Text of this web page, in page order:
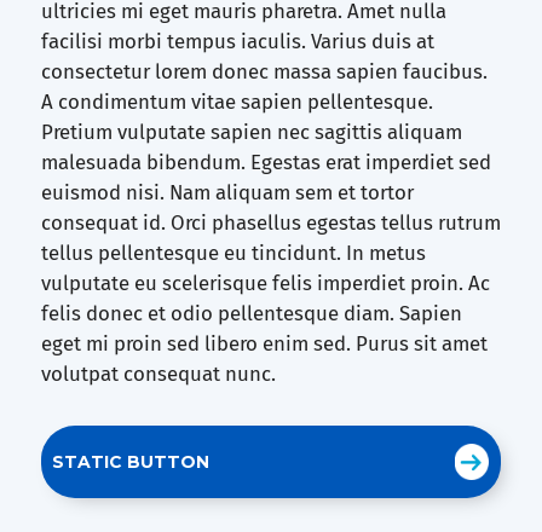
ultricies mi eget mauris pharetra. Amet nulla
facilisi morbi tempus iaculis. Varius duis at
consectetur lorem donec massa sapien faucibus.
A condimentum vitae sapien pellentesque.
Pretium vulputate sapien nec sagittis aliquam
malesuada bibendum. Egestas erat imperdiet sed
euismod nisi. Nam aliquam sem et tortor
consequat id. Orci phasellus egestas tellus rutrum
tellus pellentesque eu tincidunt. In metus
vulputate eu scelerisque felis imperdiet proin. Ac
felis donec et odio pellentesque diam. Sapien
eget mi proin sed libero enim sed. Purus sit amet
volutpat consequat nunc.
STATIC BUTTON